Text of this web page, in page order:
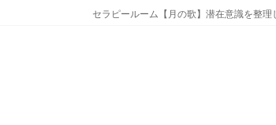
セラピールーム【月の歌】潜在意識を整理